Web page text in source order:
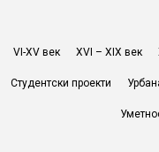
VI-XV век XVI – XIX век
Студентски проекти